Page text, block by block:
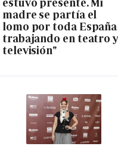
madre se partía el
lomo por toda España
trabajando en teatro
televisión"